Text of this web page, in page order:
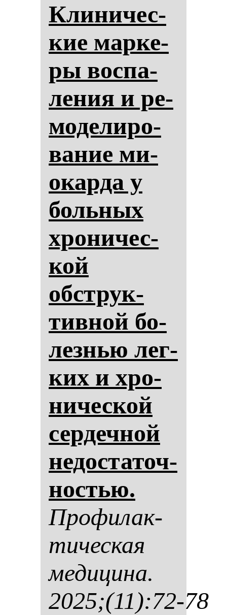
Кли­ни­чес­
кие мар­ке­
ры вос­па­
ле­ния и ре­
мо­де­ли­ро­
ва­ние ми­
окар­да у
боль­ных
хро­ни­чес­
кой
обструк­
тив­ной бо­
лез­нью лег­
ких и хро­
ни­чес­кой
сер­деч­ной
не­дос­та­точ­
нос­тью.
Про­фи­лак­
ти­чес­кая
ме­ди­ци­на.
2025;(11):72-78